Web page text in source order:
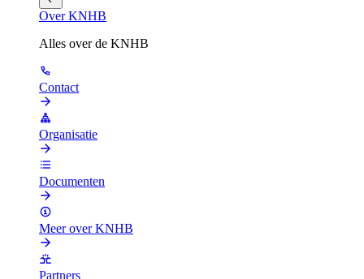
Over KNHB
Alles over de KNHB
Contact
Organisatie
Documenten
Meer over KNHB
Partners